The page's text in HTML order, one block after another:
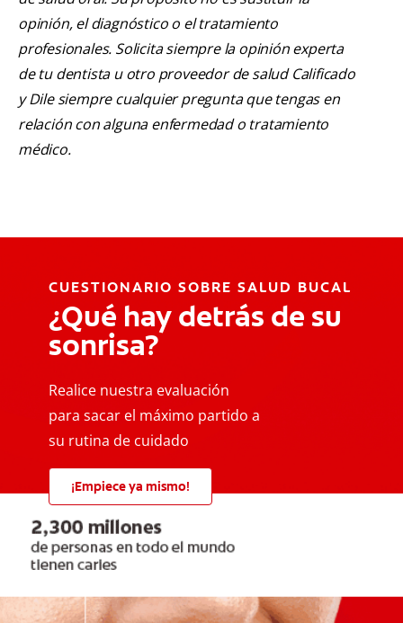
opinión, el diagnóstico o el tratamiento
profesionales. Solicita siempre la opinión experta
de tu dentista u otro proveedor de salud Calificado
y Dile siempre cualquier pregunta que tengas en
relación con alguna enfermedad o tratamiento
médico.
CUESTIONARIO SOBRE SALUD BUCAL
¿Qué hay detrás de su
sonrisa?
Realice nuestra evaluación
para sacar el máximo partido a
su rutina de cuidado
¡Empiece ya mismo!